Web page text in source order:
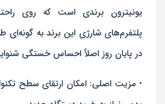
یونیترون برندی است که روی
پلتفرم‌های شارژی این برند به گونه‌ای
در پایان روز اصلاً احساس خستگی
• مزیت اصلی: امکان ارتقای سطح